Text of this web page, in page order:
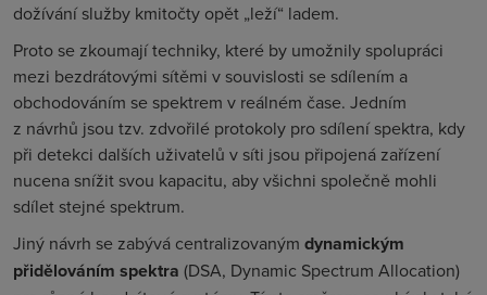
dožívání služby kmitočty opět „leží“ ladem.
Proto se zkoumají techniky, které by umožnily spolupráci
mezi bezdrátovými sítěmi v souvislosti se sdílením a
obchodováním se spektrem v reálném čase. Jedním
z návrhů jsou tzv. zdvořilé protokoly pro sdílení spektra, kdy
při detekci dalších uživatelů v síti jsou připojená zařízení
nucena snížit svou kapacitu, aby všichni společně mohli
sdílet stejné spektrum.
Jiný návrh se zabývá centralizovaným dynamickým
přidělováním spektra (DSA, Dynamic Spectrum Allocation)